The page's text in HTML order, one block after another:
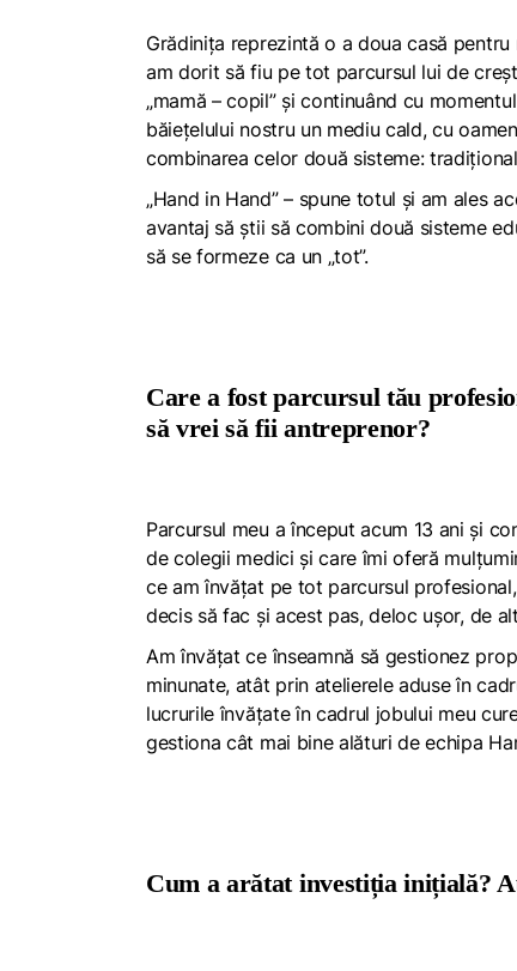
Grădinița reprezintă o a doua casă
am dorit să fiu pe tot parcursul lui de
„mamă – copil” și continuând cu
băiețelului nostru un mediu cald, cu
combinarea celor două sisteme:
„Hand in Hand” – spune totul și am ales
avantaj să știi să combini două sisteme
să se formeze ca un „tot”.
Care a fost parcursul tău
să vrei să fii antreprenor?
Parcursul meu a început acum 13 ani și
de colegii medici și care îmi oferă
ce am învățat pe tot parcursul
decis să fac și acest pas, deloc ușor, de
Am învățat ce înseamnă să gestionez
minunate, atât prin atelierele aduse în
lucrurile învățate în cadrul jobului meu
gestiona cât mai bine alături de echipa
Cum a arătat investiția inițială?